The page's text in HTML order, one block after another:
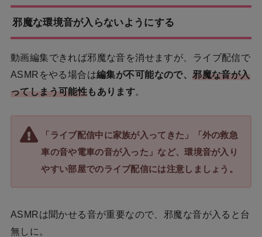
邪魔な環境音が入らないようにする
動画編集できれば邪魔な音を消せますが、ライブ配信で
ASMRをやる場合は編集が不可能なので、邪魔な音が入
ってしまう可能性もあります。
「ライブ配信中に家族が入ってきた」「外の救急
車の音や電車の音が入った」など、環境音が入り
やすい部屋でのライブ配信には注意しましょう。
ASMRは聞かせる音が重要なので、邪魔な音が入ると台
無しに。